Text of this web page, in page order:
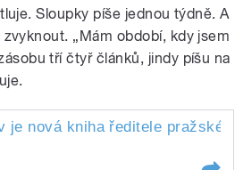
Sloupky píše jednou týdně. A
„Mám období, kdy jsem
tří čtyř článků, jindy píšu na
je nová kniha ředitele pražské